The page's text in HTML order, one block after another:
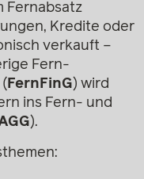
Fernabsatz
Kredite oder
verkauft –
Fern-
FernFinG) wird
ins Fern- und
).